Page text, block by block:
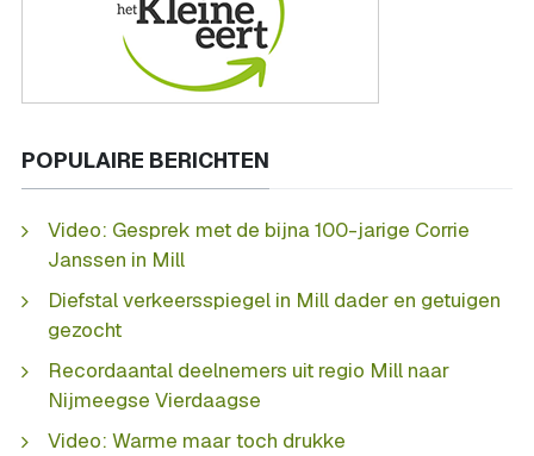
POPULAIRE BERICHTEN
Video: Gesprek met de bijna 100-jarige Corrie
Janssen in Mill
Diefstal verkeersspiegel in Mill dader en getuigen
gezocht
Recordaantal deelnemers uit regio Mill naar
Nijmeegse Vierdaagse
Video: Warme maar toch drukke